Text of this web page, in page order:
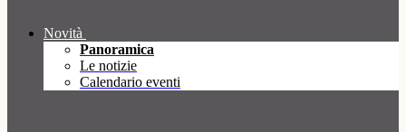
Novità
Panoramica
Le notizie
Calendario eventi